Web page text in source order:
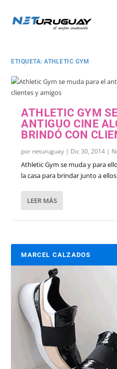
ETIQUETA:ATHLETIC GYM
ATHLETIC GYM
ANTIGUO CINE
BRINDÓ CON
por neturuguay | Dic 30, 2014 |
Athletic Gym se muda y para
la casa para brindar junto a
LEER MÁS
MARCEL CALZADOS